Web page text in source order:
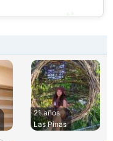
21 años
Las Pinas